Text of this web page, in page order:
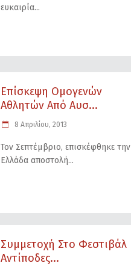
ευκαιρία
Επίσκεψη Ομογενών
Αθλητών Από Αυσ...
8 Απριλίου, 2013
Τον Σεπτέμβριο, επισκέφθηκε την
Ελλάδα αποστολή
Συμμετοχή Στο Φεστιβάλ
Αντίποδες...